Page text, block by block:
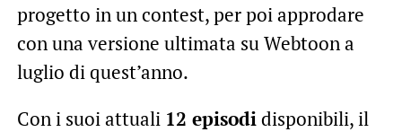
progetto in un contest, per poi approdare
con una versione ultimata su Webtoon a
luglio di quest’anno.
Con i suoi attuali 12 episodidisponibili, il